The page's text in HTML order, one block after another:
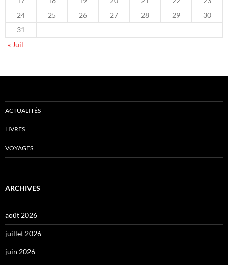
24
25 26 27 28 29
30
31
« Juil
ACTUALITÉS
LIVRES
VOYAGES
ARCHIVES
août 2026
juillet 2026
juin 2026